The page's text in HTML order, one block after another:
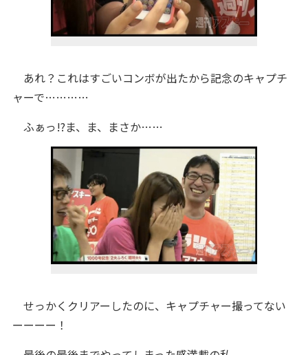
あれ？これはすごいコンボが出たから記念のキャプチ
ャーで…………
ふぁっ!?ま、ま、まさか……
せっかくクリアーしたのに、キャプチャー撮ってない
ーーーー！